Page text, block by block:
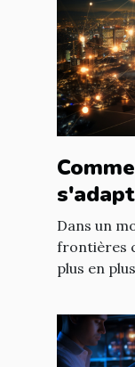
en
Dans un
frontières
plus en